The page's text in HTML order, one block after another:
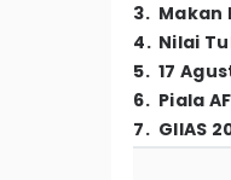
3. Makan
4. Nilai
5. 17
6. Piala
7. GIIAS